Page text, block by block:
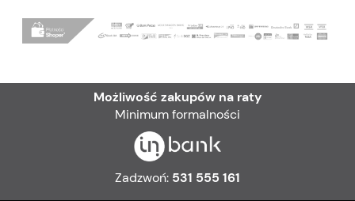
Możliwość zakupów na raty
Minimum formalności
Zadzwoń: 531 555 161